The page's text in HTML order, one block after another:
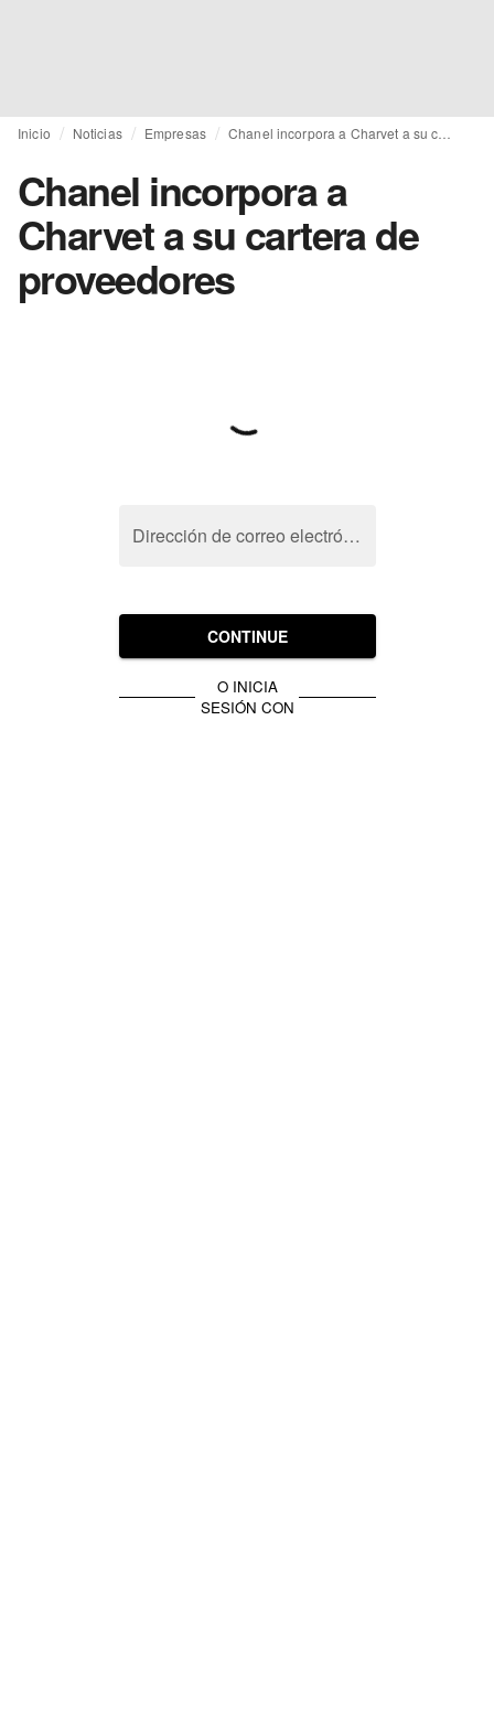
Inicio Noticias Empresas
Chanel incorpora a
Charvet a su cartera de
proveedores
Dirección de correo electrónico
CONTINUE
O INICIA
SESIÓN CON